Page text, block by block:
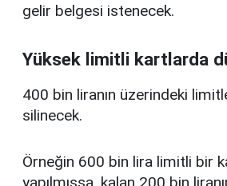
gelir belgesi istenecek.
Yüksek limitli kartlarda
400 bin liranın üzerindeki
silinecek.
Örneğin 600 bin lira limitli bir
yapılmışsa, kalan 200 bin